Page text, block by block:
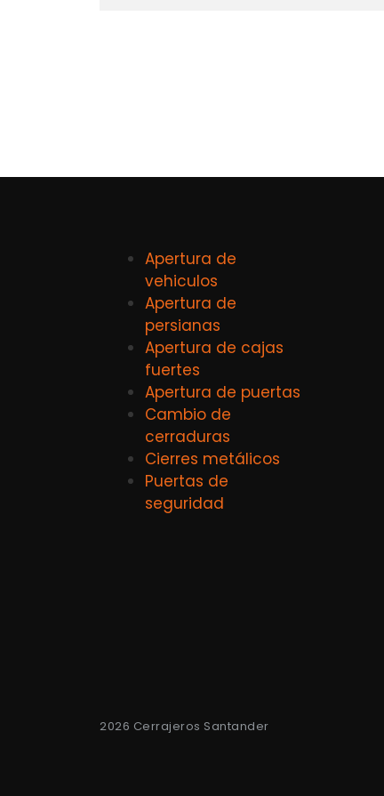
Apertura de
vehiculos
Apertura de
persianas
Apertura de cajas
fuertes
Apertura de puertas
Cambio de
cerraduras
Cierres metálicos
Puertas de
seguridad
2026 Cerrajeros Santander